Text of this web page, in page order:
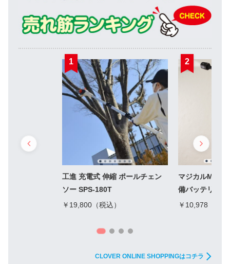
1
工進 充電式 伸縮 ポールチェン
ソー SPS-180T
￥19,800（税込）
2
マジカルMAX
備バッテリー1
￥10,978（税
CLOVER ONLINE SHOPPINGはコチラ